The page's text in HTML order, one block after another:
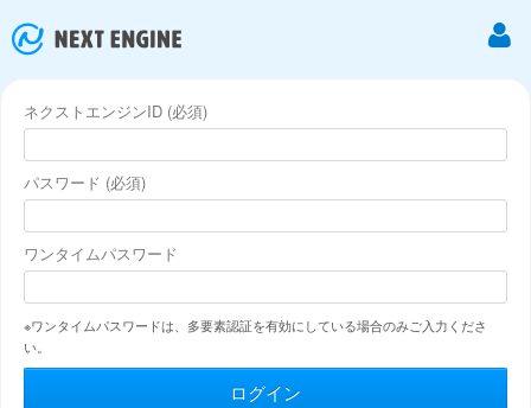
ネクストエンジンID (必須)
パスワード (必須)
ワンタイムパスワード
※ワンタイムパスワードは、多要素認証を有効にしている場合のみご入力くださ
い。